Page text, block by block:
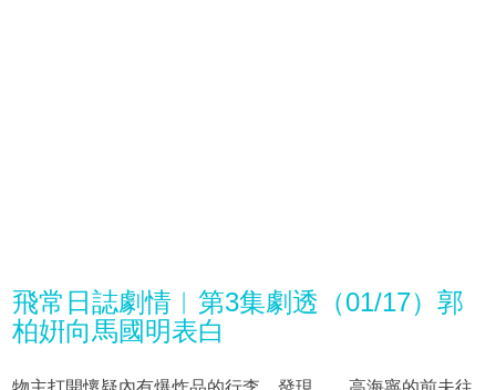
飛常日誌劇情︱第3集劇透（01/17）郭
柏姸向馬國明表白